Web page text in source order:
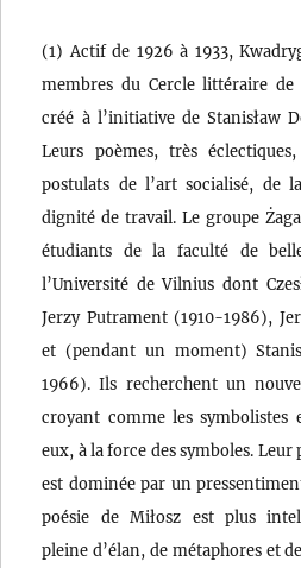
(1) Actif de 1926 à 1933,
membres du Cercle littéraire de
créé à l’initiative de Stanisław
Leurs poèmes, très
postulats de l’art socialisé, de
dignité de travail. Le groupe
étudiants de la faculté de
l’Université de Vilnius dont
Jerzy Putrament (1910-1986),
et (pendant un moment)
1966). Ils recherchent un
croyant comme les symbolistes
eux, à la force des symboles. Leur
est dominée par un
poésie de Miłosz est plus
pleine d’élan, de métaphores et